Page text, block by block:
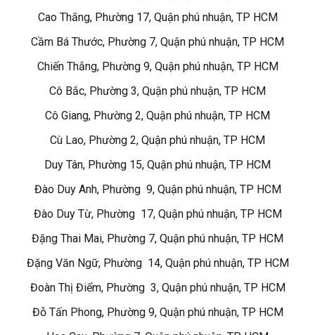
Cao Thắng, Phường 17, Quận phú nhuận, TP HCM
Cầm Bá Thước, Phường 7, Quận phú nhuận, TP HCM
Chiến Thắng, Phường 9, Quận phú nhuận, TP HCM
Cô Bắc, Phường 3, Quận phú nhuận, TP HCM
Cô Giang, Phường 2, Quận phú nhuận, TP HCM
Cù Lao, Phường 2, Quận phú nhuận, TP HCM
Duy Tân, Phường 15, Quận phú nhuận, TP HCM
Đào Duy Anh, Phường 9, Quận phú nhuận, TP HCM
Đào Duy Từ, Phường 17, Quận phú nhuận, TP HCM
Đặng Thai Mai, Phường 7, Quận phú nhuận, TP HCM
Đặng Văn Ngữ, Phường 14, Quận phú nhuận, TP HCM
Đoàn Thị Điểm, Phường 3, Quận phú nhuận, TP HCM
Đỗ Tấn Phong, Phường 9, Quận phú nhuận, TP HCM